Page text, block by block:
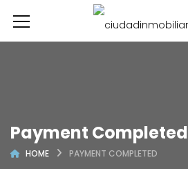
Payment Completed
HOME PAYMENT COMPLETED